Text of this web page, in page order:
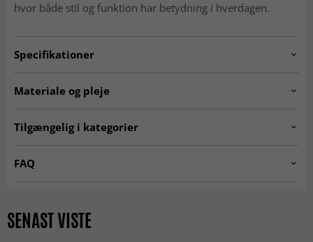
hvor både stil og funktion har betydning i hverdagen.
Specifikationer
Materiale og pleje
Materiale:
20% Bomuld, 80% Polyester
Fremstillingsmetode:
Tilgængelig i kategorier
MODERNE TÆPPER
FAQ
og et levende udtryk. Det kendetegnes af sine farveskift og
sit ægte, hjemlige udseende.
SENAST VISTE